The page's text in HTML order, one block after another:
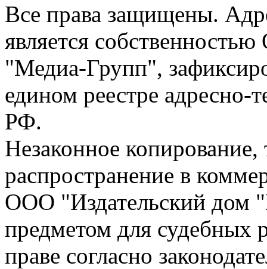
Все права защищены.
является
"Медиа-Групп",
едином реестре адресно-
РФ.
Незаконное
распространение в
ООО "Издательский дом
предметом для судебных
праве согласно